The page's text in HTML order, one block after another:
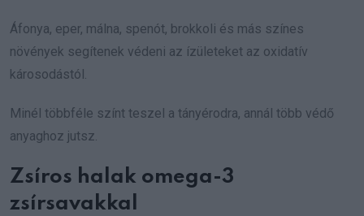
Áfonya, eper, málna, spenót, brokkoli és más színes
növények segítenek védeni az ízületeket az oxidatív
károsodástól.
Minél többféle színt teszel a tányérodra, annál több védő
anyaghoz jutsz.
Zsíros halak omega-3
zsírsavakkal